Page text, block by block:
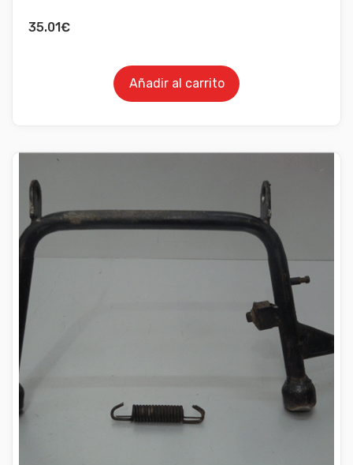
35.01€
Añadir al carrito